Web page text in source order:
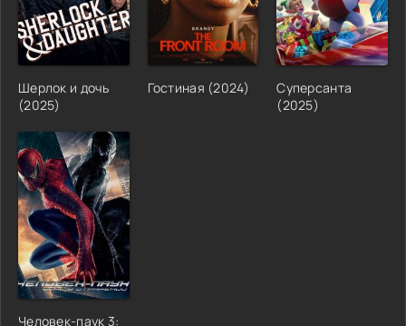
Шерлок и дочь
(2025)
Гостиная (2024)
Суперсанта
(2025)
Человек-паук 3: